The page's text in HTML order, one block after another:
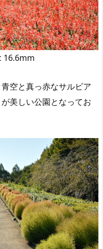
16.6mm
空と真っ赤なサルビア
美しい公園となってお